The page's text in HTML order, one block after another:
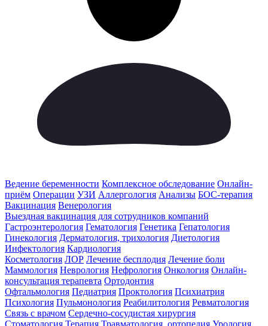
Ведение беременности Комплексное обследование Онлайн-
приём Операции УЗИ Аллергология Анализы БОС-терапия
Вакцинация Венерология
Выездная вакцинация для сотрудников компаний
Гастроэнтерология Гематология Генетика Гепатология
Гинекология Дерматология, трихология Диетология
Инфектология Кардиология
Косметология ЛОР Лечение бесплодия Лечение боли
Маммология Неврология Нефрология Онкология Онлайн-
консультация терапевта Ортодонтия
Офтальмология Педиатрия Проктология Психиатрия
Психология Пульмонология Реабилитология Ревматология
Связь с врачом Сердечно-сосудистая хирургия
Стоматология Терапия Травматология, ортопедия Урология,